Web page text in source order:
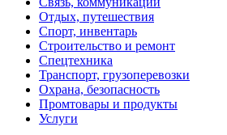
Отдых, путешествия
Спорт, инвентарь
Строительство и ремонт
Спецтехника
Транспорт, грузоперевозки
Охрана, безопасность
Промтовары и продукты
Услуги